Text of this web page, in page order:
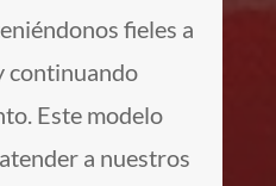
fieles a
continuando
Este modelo
a nuestros